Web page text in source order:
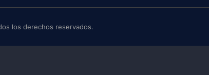
los derechos reservados.